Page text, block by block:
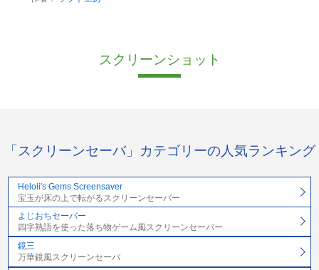
スクリーンショット
「スクリーンセーバ」カテゴリーの人気ランキング
Heloli's Gems Screensaver
宝玉が床の上で転がるスクリーンセーバー
よじおちセーバー
四字熟語を使った落ち物ゲーム風スクリーンセーバー
鏡三
万華鏡風スクリーンセーバ